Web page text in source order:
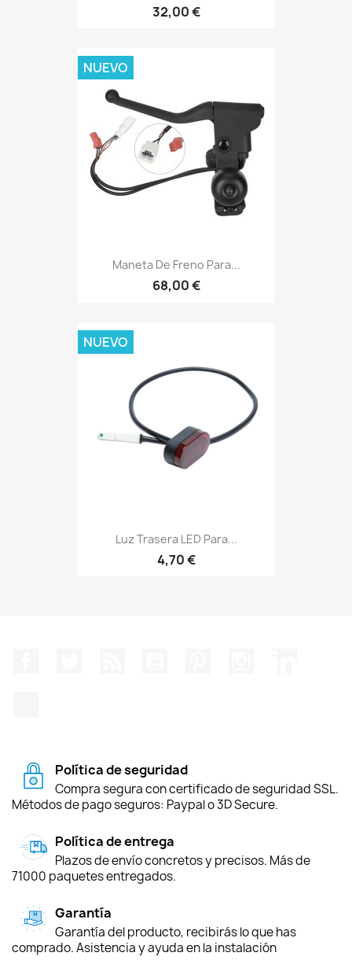
32,00 €
Maneta De Freno Para...
68,00 €
NUEVO
Luz Trasera LED Para...
4,70 €
NUEVO
Política de seguridad
Compra segura con certificado de seguridad SSL.
Métodos de pago seguros: Paypal o 3D Secure.
Política de entrega
Plazos de envío concretos y precisos. Más de
71000 paquetes entregados.
Garantía
Garantía del producto, recibirás lo que has
comprado. Asistencia y ayuda en la instalación